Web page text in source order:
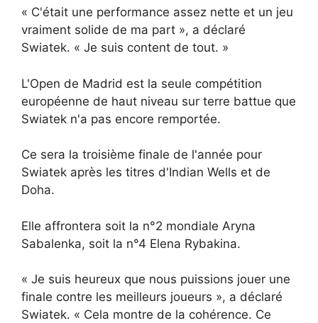
« C'était une performance assez nette et un jeu
vraiment solide de ma part », a déclaré
Swiatek. « Je suis content de tout. »
L'Open de Madrid est la seule compétition
européenne de haut niveau sur terre battue que
Swiatek n'a pas encore remportée.
Ce sera la troisième finale de l'année pour
Swiatek après les titres d'Indian Wells et de
Doha.
Elle affrontera soit la n°2 mondiale Aryna
Sabalenka, soit la n°4 Elena Rybakina.
« Je suis heureux que nous puissions jouer une
finale contre les meilleurs joueurs », a déclaré
Swiatek. « Cela montre de la cohérence. Ce